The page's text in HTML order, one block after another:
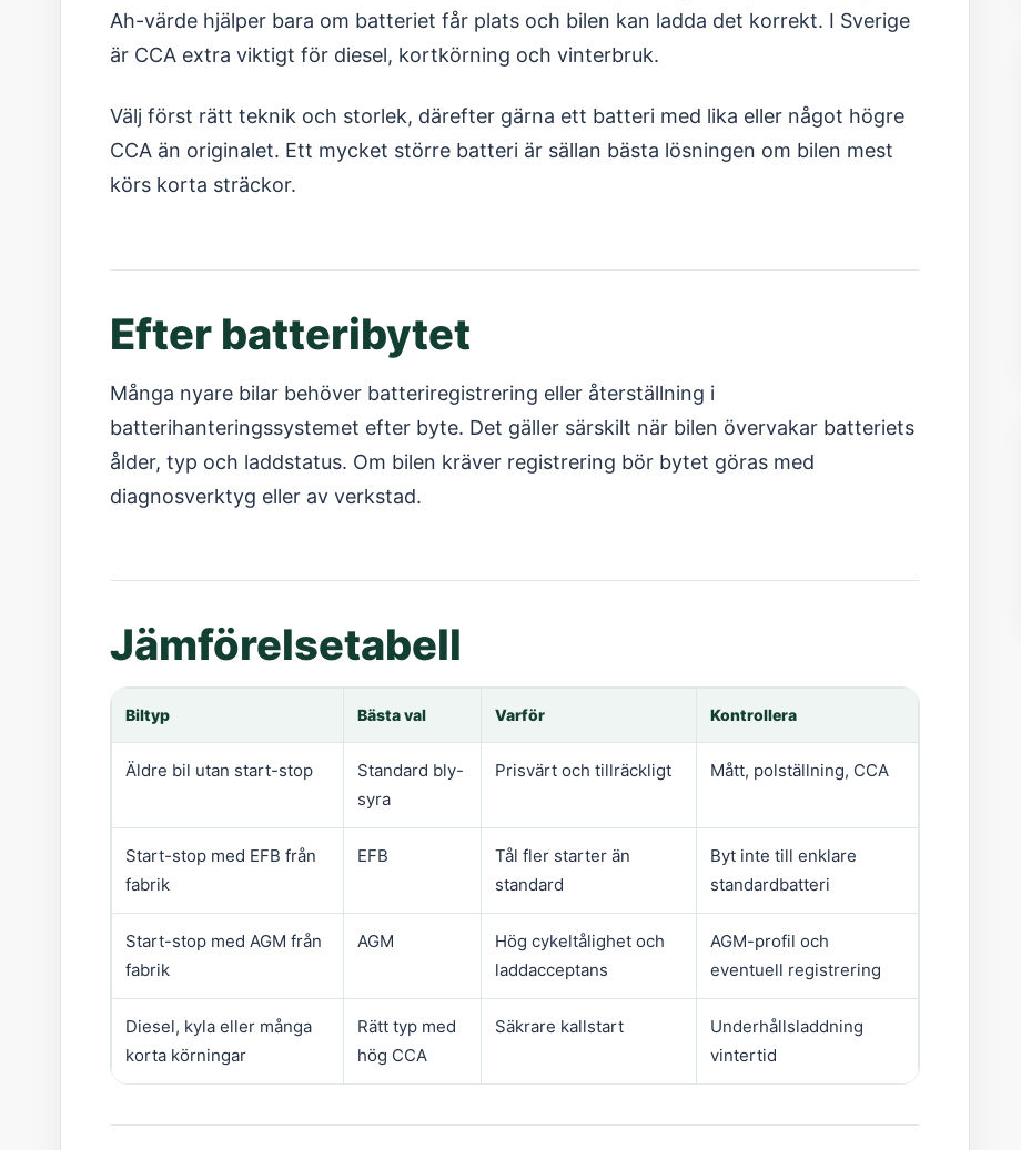
Ah-värde hjälper bara om batteriet får plats och bilen kan ladda det korrekt. I Sverige
är CCA extra viktigt för diesel, kortkörning och vinterbruk.
Välj först rätt teknik och storlek, därefter gärna ett batteri med lika eller något högre
CCA än originalet. Ett mycket större batteri är sällan bästa lösningen om bilen mest
körs korta sträckor.
Efter batteribytet
Många nyare bilar behöver batteriregistrering eller återställning i
batterihanteringssystemet efter byte. Det gäller särskilt när bilen övervakar batteriets
ålder, typ och laddstatus. Om bilen kräver registrering bör bytet göras med
diagnosverktyg eller av verkstad.
Jämförelsetabell
Biltyp Bästa val Varför Kontrollera
Äldre bil utan start-stop
Standard bly-
syra
Prisvärt och tillräckligt Mått, polställning, CCA
Start-stop med EFB från
fabrik
EFB
Tål fler starter än
standard
Byt inte till enklare
standardbatteri
Start-stop med AGM från
fabrik
AGM
Hög cykeltålighet och
laddacceptans
AGM-profil och
eventuell registrering
Diesel, kyla eller många
korta körningar
Rätt typ med
hög CCA
Säkrare kallstart
Underhållsladdning
vintertid